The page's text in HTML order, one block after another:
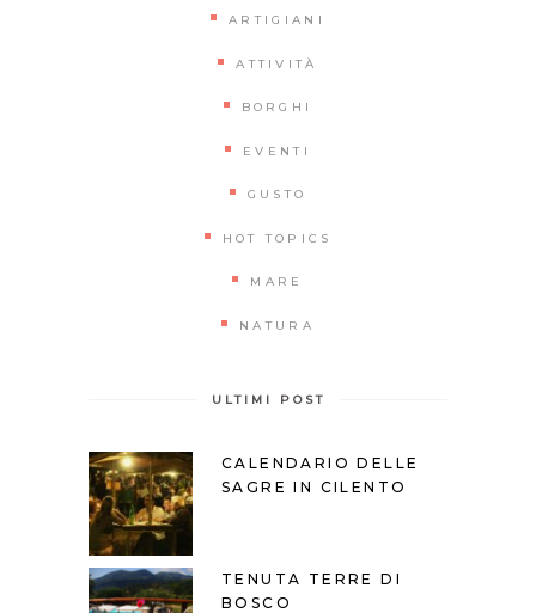
ARTIGIANI
ATTIVITÀ
BORGHI
EVENTI
GUSTO
HOT TOPICS
MARE
NATURA
ULTIMI POST
CALENDARIO DELLE
SAGRE IN CILENTO
TENUTA TERRE DI
BOSCO